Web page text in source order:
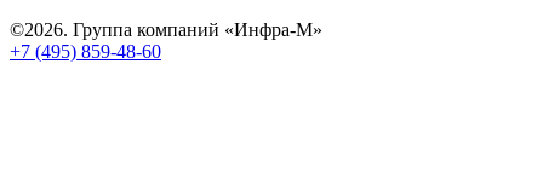
©2026. Группа компаний «Инфра-М»
+7 (495) 859-48-60